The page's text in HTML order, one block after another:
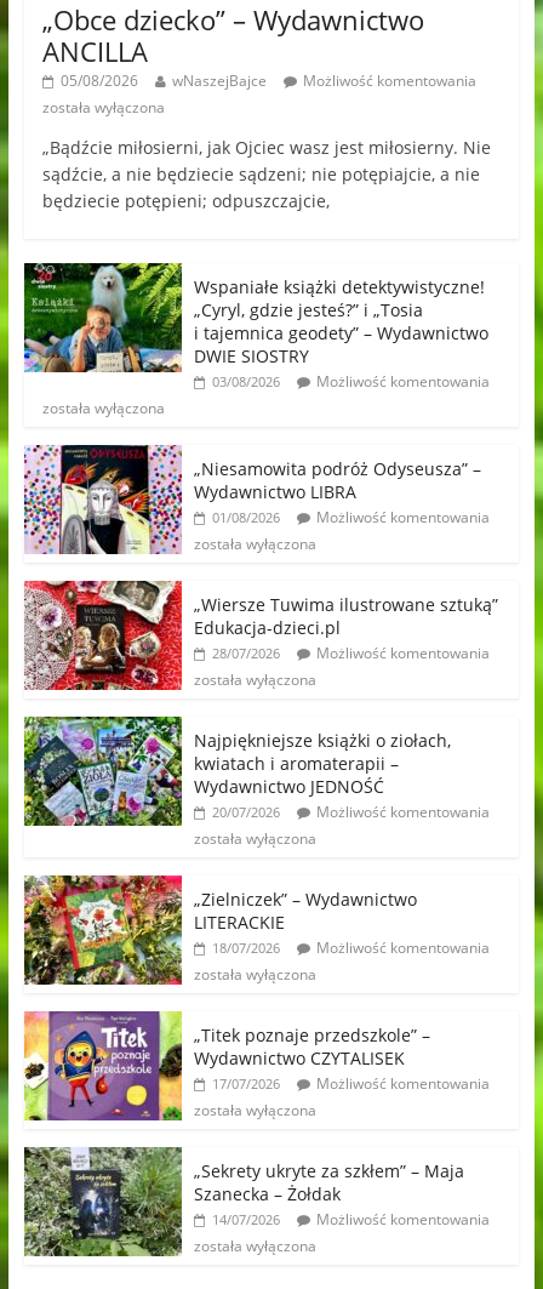
„Obce dziecko” – Wydawnictwo
ANCILLA
05/08/2026 wNaszejBajce
Możliwość komentowania
została wyłączona
„Bądźcie miłosierni, jak Ojciec wasz jest miłosierny. Nie
sądźcie, a nie będziecie sądzeni; nie potępiajcie, a nie
będziecie potępieni; odpuszczajcie,
Wspaniałe książki detektywistyczne!
„Cyryl, gdzie jesteś?” i „Tosia
i tajemnica geodety” – Wydawnictwo
DWIE SIOSTRY
03/08/2026
Możliwość komentowania
została wyłączona
„Niesamowita podróż Odyseusza” –
Wydawnictwo LIBRA
01/08/2026
Możliwość komentowania
została wyłączona
„Wiersze Tuwima ilustrowane sztuką”
Edukacja-dzieci.pl
28/07/2026
Możliwość komentowania
została wyłączona
Najpiękniejsze książki o ziołach,
kwiatach i aromaterapii –
Wydawnictwo JEDNOŚĆ
20/07/2026
Możliwość komentowania
została wyłączona
„Zielniczek” – Wydawnictwo
LITERACKIE
18/07/2026
Możliwość komentowania
została wyłączona
„Titek poznaje przedszkole” –
Wydawnictwo CZYTALISEK
17/07/2026
Możliwość komentowania
została wyłączona
„Sekrety ukryte za szkłem” – Maja
Szanecka – Żołdak
14/07/2026
Możliwość komentowania
została wyłączona